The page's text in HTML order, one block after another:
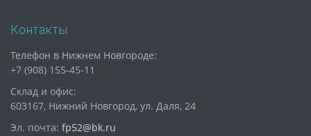
Контакты
Телефон в Нижнем Новгороде:
+7 (908) 155-45-11
Склад и офис:
603167, Нижний Новгород, ул. Даля, 24
Эл. почта: fp52@bk.ru